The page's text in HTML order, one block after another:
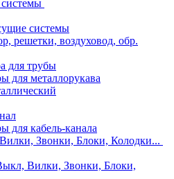
системы
решетки, воздуховод, обр.
для трубы
для металлорукава
для кабель-канала
Звонки, Блоки, Колодки...
Вилки, Звонки, Блоки,